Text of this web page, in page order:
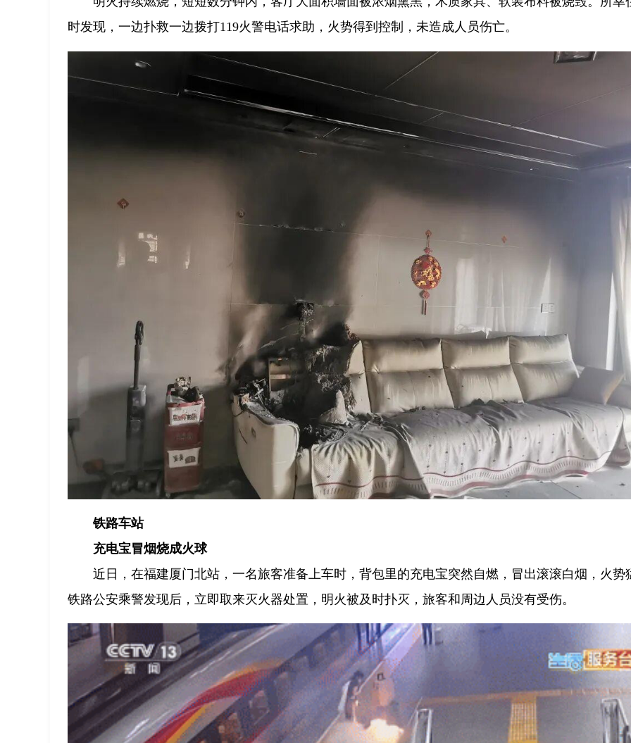
时发现，一边扑救一边拨打119火警电话求助，火势得到控制，未造成人员伤亡。
铁路车站
充电宝冒烟烧成火球
近日，在福建厦门北站，一名旅客准备上车时，背包里的充电宝突然自燃，冒出滚滚白烟，火势
铁路公安乘警发现后，立即取来灭火器处置，明火被及时扑灭，旅客和周边人员没有受伤。